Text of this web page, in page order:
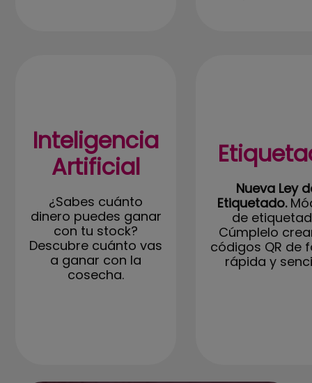
Inteligencia
Artificial
¿Sabes cuánto
dinero puedes ganar
con tu stock?
Descubre cuánto vas
a ganar con la
cosecha.
Nueva Ley
Etiquetado.
de
Cúmplelo
códigos QR de
rápida y